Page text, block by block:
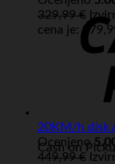
Cash on
329,99€
cena je:
20KM/h disk
Ocenjeno
449,99€